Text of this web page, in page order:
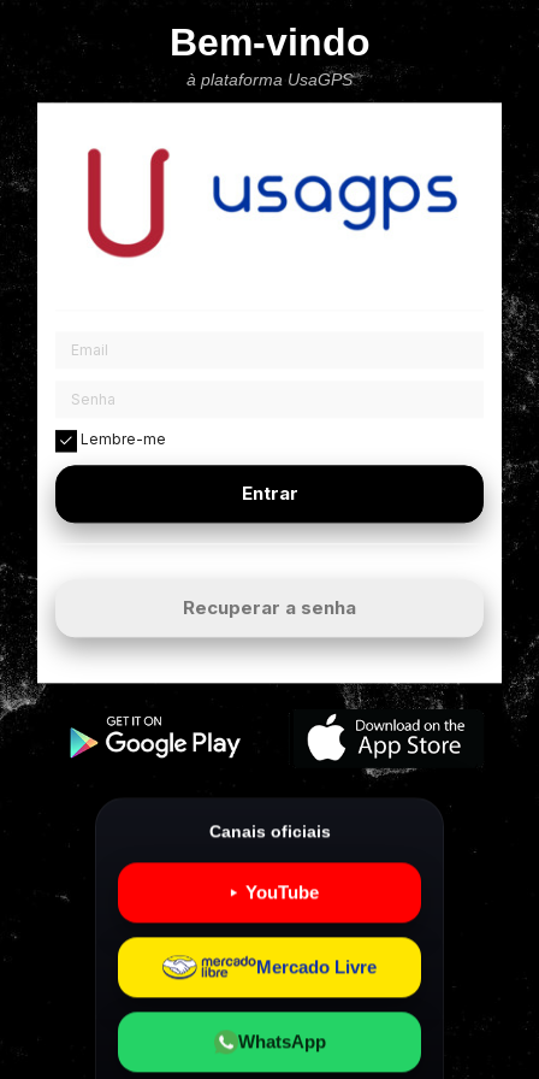
Bem-vindo
à plataforma UsaGPS
Lembre-me
Entrar
Recuperar a senha
Canais oficiais
YouTube
Mercado Livre
WhatsApp